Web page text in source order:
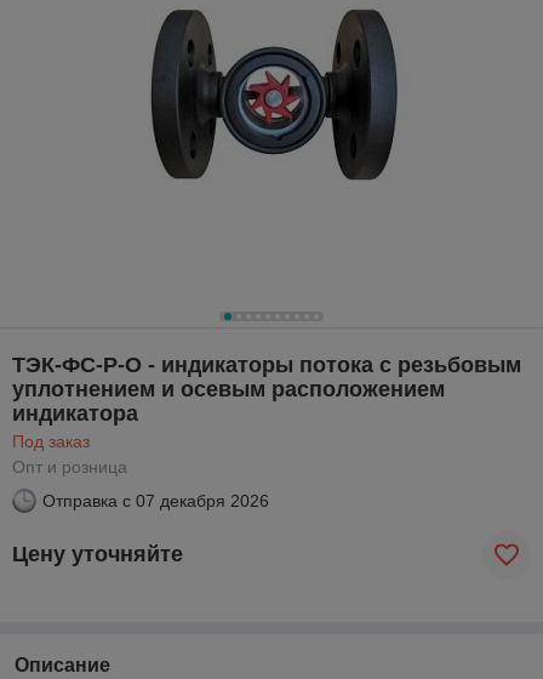
ТЭК-ФС-Р-О - индикаторы потока с резьбовым
уплотнением и осевым расположением
индикатора
Под заказ
Опт и розница
Отправка с 07 декабря 2026
Цену уточняйте
Описание